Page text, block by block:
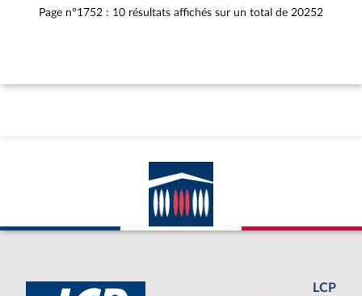
Page n°1752 : 10 résultats affichés sur un total de 20252
LCP